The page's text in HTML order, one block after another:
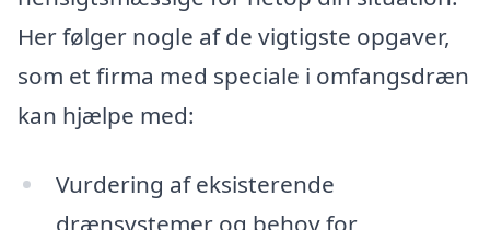
Her følger nogle af de vigtigste opgaver,
som et firma med speciale i omfangsdræn
kan hjælpe med:
Vurdering af eksisterende
drænsystemer og behov for